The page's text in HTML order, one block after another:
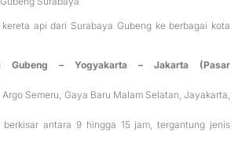
api dari Surabaya Gubeng ke berbagai kota
Gubeng – Yogyakarta – Jakarta (Pasar
Semeru, Gaya Baru Malam Selatan, Jayakarta,
berkisar antara 9 hingga 15 jam, tergantung jenis